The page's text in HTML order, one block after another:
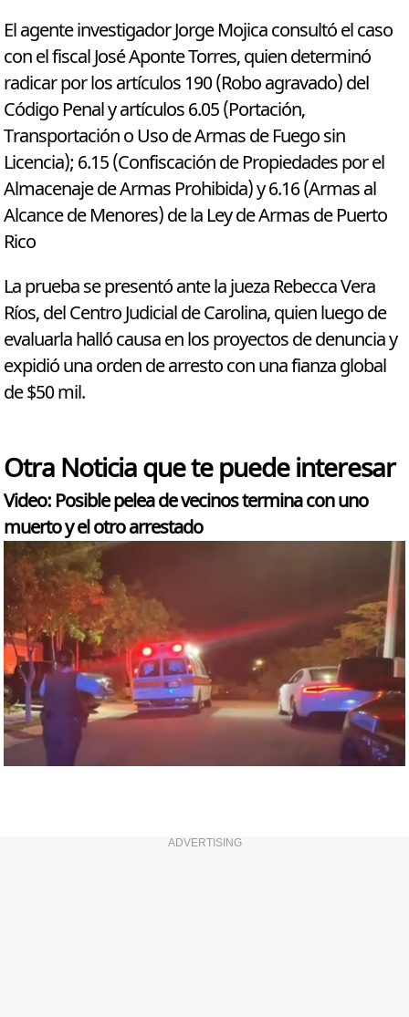
El agente investigador Jorge Mojica consultó el caso
con el fiscal José Aponte Torres, quien determinó
radicar por los artículos 190 (Robo agravado) del
Código Penal y artículos 6.05 (Portación,
Transportación o Uso de Armas de Fuego sin
Licencia); 6.15 (Confiscación de Propiedades por el
Almacenaje de Armas Prohibida) y 6.16 (Armas al
Alcance de Menores) de la Ley de Armas de Puerto
Rico
La prueba se presentó ante la jueza Rebecca Vera
Ríos, del Centro Judicial de Carolina, quien luego de
evaluarla halló causa en los proyectos de denuncia y
expidió una orden de arresto con una fianza global
de $50 mil.
Otra Noticia que te puede interesar
Video: Posible pelea de vecinos termina con uno
muerto y el otro arrestado
ADVERTISING